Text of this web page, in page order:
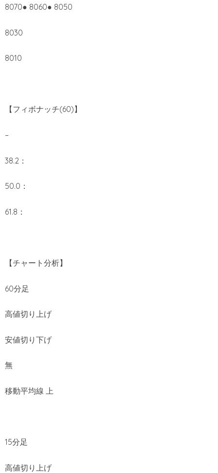
8070● 8060● 8050
8030
8010
【フィボナッチ(60)】
–
38.2：
50.0：
61.8：
【チャート分析】
60分足
高値切り上げ
安値切り下げ
無
移動平均線 上
15分足
高値切り上げ